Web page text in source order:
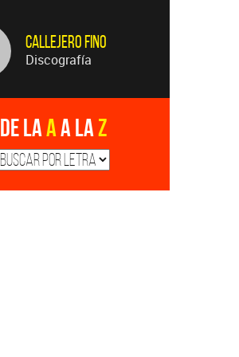
Callejero Fino
Discografía
De laAa laZ